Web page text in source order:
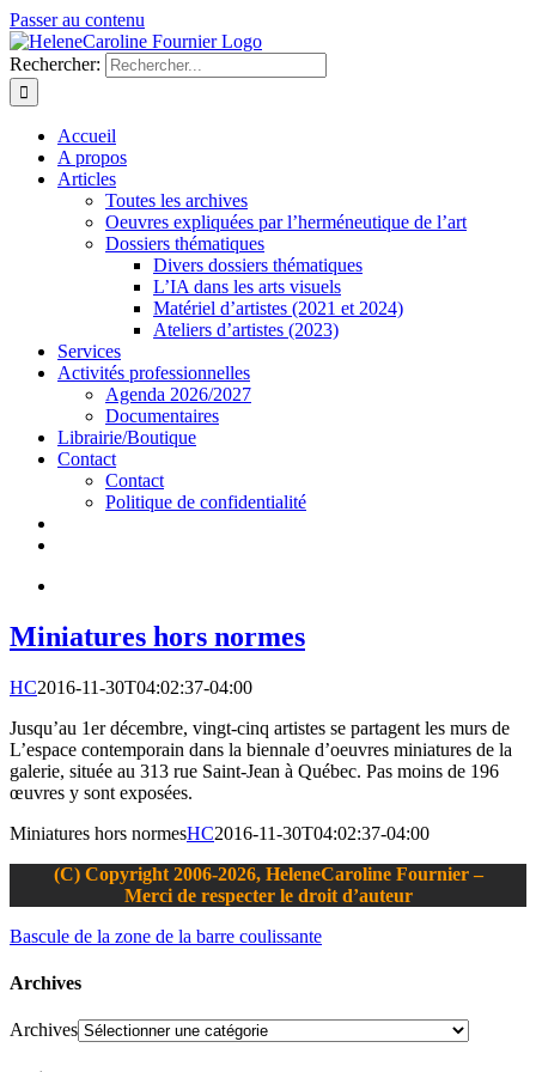
Passer au contenu
Rechercher:
Accueil
A propos
Articles
Toutes les archives
Oeuvres expliquées par l’herméneutique de l’art
Dossiers thématiques
Divers dossiers thématiques
L’IA dans les arts visuels
Matériel d’artistes (2021 et 2024)
Ateliers d’artistes (2023)
Services
Activités professionnelles
Agenda 2026/2027
Documentaires
Librairie/Boutique
Contact
Contact
Politique de confidentialité
Miniatures hors normes
HC2016-11-30T04:02:37-04:00
Jusqu’au 1er décembre, vingt-cinq artistes se partagent les murs de
L’espace contemporain dans la biennale d’oeuvres miniatures de la
galerie, située au 313 rue Saint-Jean à Québec. Pas moins de 196
œuvres y sont exposées.
Miniatures hors normesHC2016-11-30T04:02:37-04:00
(C) Copyright 2006-2026, HeleneCaroline Fournier –
Merci de respecter le droit d’auteur
Bascule de la zone de la barre coulissante
Archives
Archives